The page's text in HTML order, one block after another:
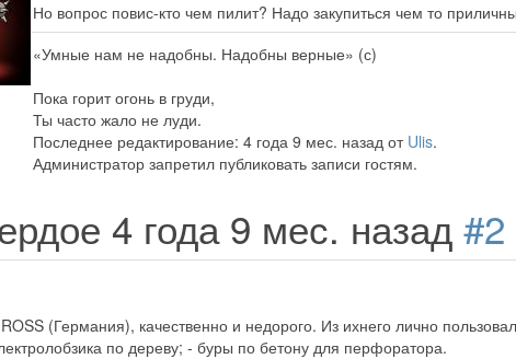
Но вопрос повис-кто чем пилит? Надо закупиться чем то
«Умные нам не надобны. Надобны верные» (с)
Пока горит огонь в груди,
Ты часто жало не луди.
Последнее редактирование: 4 года 9 мес. назад от Ulis.
Администратор запретил публиковать записи гостям.
4 года 9 мес. назад #2
(Германия), качественно и недорого. Из ихнего лично
по дереву; - буры по бетону для перфоратора.